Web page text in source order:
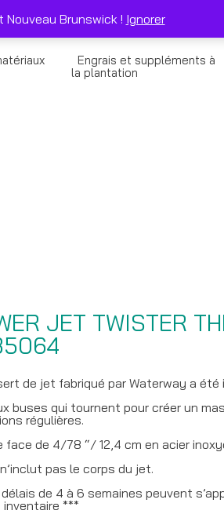
Nous joindre Solde de la Carte
Engrais et suppléments à
la plantation
JET TWISTER
de jet fabriqué par Waterway a été
buses qui tournent pour créer un
régulières.
face de 4/78 “/ 12,4 cm en acier
pas le corps du jet.
de 4 à 6 semaines peuvent
inventaire ***
Brunswick ! Ignorer